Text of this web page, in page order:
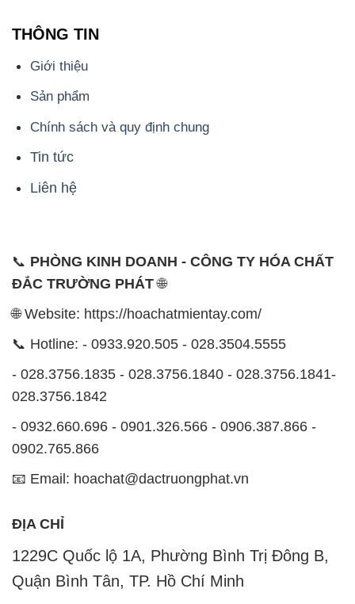
THÔNG TIN
Giới thiệu
Sản phẩm
Chính sách và quy định chung
Tin tức
Liên hệ
📞 PHÒNG KINH DOANH - CÔNG TY HÓA CHẤT
ĐẮC TRƯỜNG PHÁT🌐
🌐 Website: https://hoachatmientay.com/
📞 Hotline: - 0933.920.505 - 028.3504.5555
- 028.3756.1835 - 028.3756.1840 - 028.3756.1841-
028.3756.1842
- 0932.660.696 - 0901.326.566 - 0906.387.866 -
0902.765.866
📧 Email: hoachat@dactruongphat.vn
ĐỊA CHỈ
1229C Quốc lộ 1A, Phường Bình Trị Đông B,
Quận Bình Tân, TP. Hồ Chí Minh